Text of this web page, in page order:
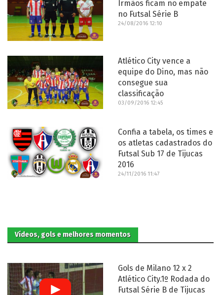
Irmãos ficam no empate
no Futsal Série B
24/08/2016 12:10
Atlético City vence a
equipe do Dino, mas não
consegue sua
classificação
03/09/2016 12:45
Confia a tabela, os times e
os atletas cadastrados do
Futsal Sub 17 de Tijucas
2016
24/11/2016 11:47
Vídeos, gols e melhores momentos
Gols de Milano 12 x 2
Atlético City.1º Rodada do
Futsal Série B de Tijucas